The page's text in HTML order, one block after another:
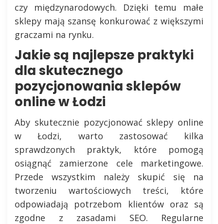
czy międzynarodowych. Dzięki temu małe
sklepy mają szansę konkurować z większymi
graczami na rynku.
Jakie są najlepsze praktyki
dla skutecznego
pozycjonowania sklepów
online w Łodzi
Aby skutecznie pozycjonować sklepy online
w Łodzi, warto zastosować kilka
sprawdzonych praktyk, które pomogą
osiągnąć zamierzone cele marketingowe.
Przede wszystkim należy skupić się na
tworzeniu wartościowych treści, które
odpowiadają potrzebom klientów oraz są
zgodne z zasadami SEO. Regularne